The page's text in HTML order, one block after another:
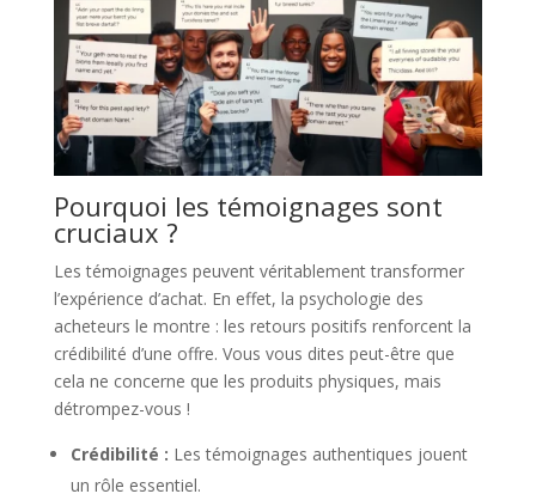
Pourquoi les témoignages sont
cruciaux ?
Les témoignages peuvent véritablement transformer
l’expérience d’achat. En effet, la psychologie des
acheteurs le montre : les retours positifs renforcent la
crédibilité d’une offre. Vous vous dites peut-être que
cela ne concerne que les produits physiques, mais
détrompez-vous !
Crédibilité : Les témoignages authentiques jouent
un rôle essentiel.